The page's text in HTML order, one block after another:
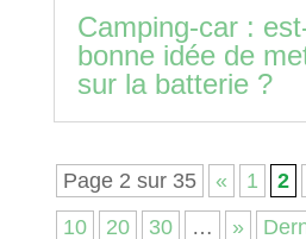
Camping-car :
bonne idée de
sur la batterie ?
Page 2 sur 35 « 1 2
10
20 30 … »